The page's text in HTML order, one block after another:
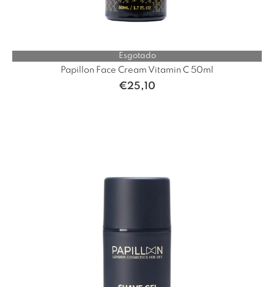
Esgotado
Papillon Face Cream Vitamin C 50ml
€25,10